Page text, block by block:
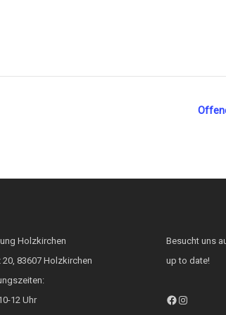
Holzkirchen
83607 Holzkirchen
12 Uhr
Besucht uns
up to date!
Facebook